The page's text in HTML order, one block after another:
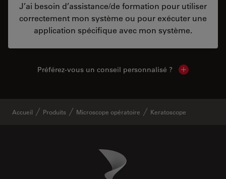
J’ai besoin d’assistance/de formation pour utiliser
correctement mon système ou pour exécuter une
application spécifique avec mon système.
Préférez-vous un conseil personnalisé ? Show local
Accueil Produits Microscope opératoire Keratoscope
Danaher Logo